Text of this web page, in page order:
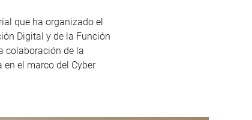
que ha organizado el
Digital y de la Función
colaboración de la
el marco del Cyber